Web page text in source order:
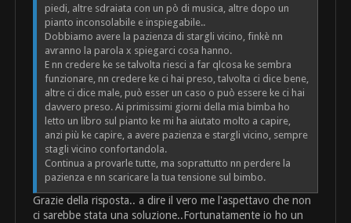
piedi, altre sdraiata con un pò di musica, altre dopo un
pianto inconsolabile e inspiegabile..
Dobbiamo avere la pazienza di stargli vicino, finkè nn
avranno la parola x spiegarci cosa hanno.
E nn credere ke se talvolta riesci a far qlcosa ke sembra
funzionare, nn credere ke ci hai preso, talvolta ci dice bene,
altre ci dice male, può esser un caso o può essere ke ci hai
davvero preso. Ai primissimi giorni della mia bimba ho
letto un libro sul pianto ke mi ha aiutato molto a capire,
anzi più ke capire, a avere pazienza e stargli vicino, sempre
stagli vicino confortandola.
Continua a provarle tutte, ma soprattutto nn perdere la
pazienza e nn scaricare la tua tensione sul bimbo.
Grazie della risposta.. a dire il vero me l'aspettavo che non
ci sarebbe stata una soluzione..Fortunatamente io ho un